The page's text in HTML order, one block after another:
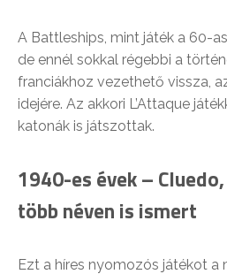
A Battleships, mint játék a 60-
de ennél sokkal régebbi a
franciákhoz vezethető vissza,
idejére. Az akkori L’Attaque
katonák is játszottak.
1940-es évek –
több néven is ismert
Ezt a híres nyomozós játékot a